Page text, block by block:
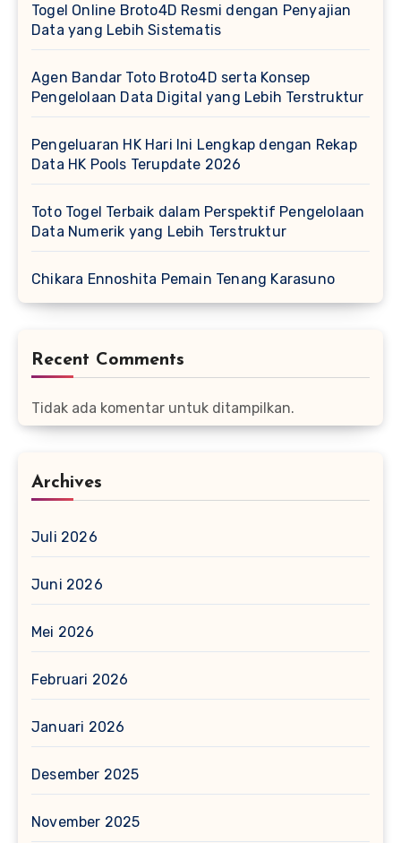
Togel Online Broto4D Resmi dengan Penyajian
Data yang Lebih Sistematis
Agen Bandar Toto Broto4D serta Konsep
Pengelolaan Data Digital yang Lebih Terstruktur
Pengeluaran HK Hari Ini Lengkap dengan Rekap
Data HK Pools Terupdate 2026
Toto Togel Terbaik dalam Perspektif Pengelolaan
Data Numerik yang Lebih Terstruktur
Chikara Ennoshita Pemain Tenang Karasuno
Recent Comments
Tidak ada komentar untuk ditampilkan.
Archives
Juli 2026
Juni 2026
Mei 2026
Februari 2026
Januari 2026
Desember 2025
November 2025